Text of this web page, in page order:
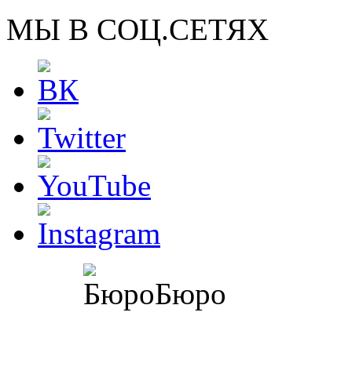
МЫ В СОЦ.СЕТЯХ